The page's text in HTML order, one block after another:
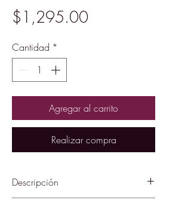
$1,295.00Precio
Cantidad *
Agregar al carrito
Realizar compra
Descripción